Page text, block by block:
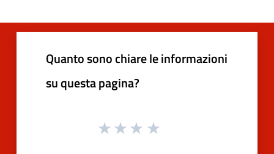
Quanto sono chiare le informazioni
su questa pagina?